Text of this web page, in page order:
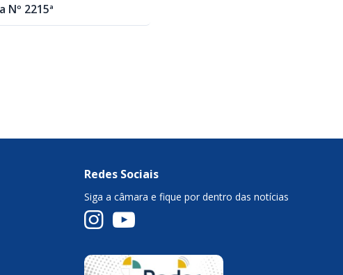
2215ª
Redes Sociais
Siga a câmara e fique por dentro das notícias